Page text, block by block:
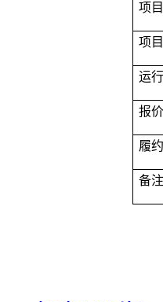
项
项
运
报
履
备注